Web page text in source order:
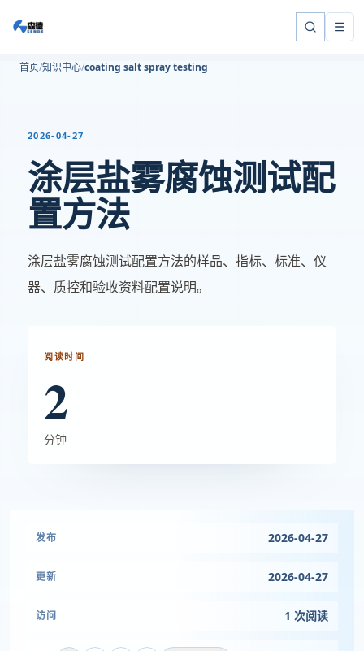
首页 知识中心 coating salt spray testing
2026-04-27
涂层盐雾腐蚀测试配
置方法
涂层盐雾腐蚀测试配置方法的样品、指标、标准、仪
器、质控和验收资料配置说明。
阅读时间
2
分钟
发布 2026-04-27
更新 2026-04-27
访问 1 次阅读